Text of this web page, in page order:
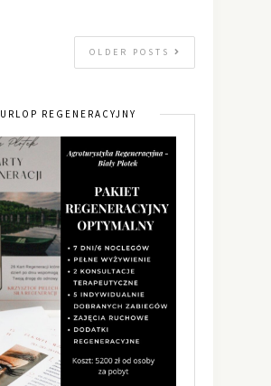
OLDER POSTS
URLOP REGENERACYJNY